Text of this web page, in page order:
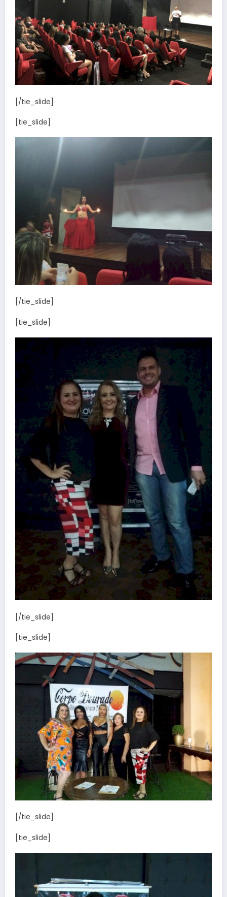
[/tie_slide]
[tie_slide]
[/tie_slide]
[tie_slide]
[/tie_slide]
[tie_slide]
[/tie_slide]
[tie_slide]